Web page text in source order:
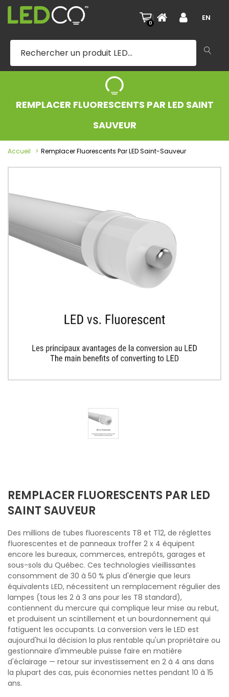
0
| EN
REMPLACER FLUORESCENTS PAR LED SAINT
SAUVEUR
Accueil Remplacer Fluorescents Par LED Saint-Sauveur
REMPLACER FLUORESCENTS PAR LED
SAINT SAUVEUR
Des millions de tubes fluorescents T8 et T12, de réglettes
fluorescentes et de panneaux troffer 2 x 4 équipent
encore les bureaux, commerces, entrepôts, garages et
sous-sols du Québec. Ces technologies vieillissantes
consomment de 30 à 50 % plus d'énergie que leurs
équivalents LED, nécessitent un remplacement régulier des
lampes (tous les 2 à 3 ans pour les T8 standard),
contiennent du mercure qui complique leur mise au rebut,
et produisent un scintillement et un bourdonnement qui
fatiguent les occupants. La conversion vers le LED est
aujourd'hui la décision la plus rentable qu'un propriétaire ou
gestionnaire d'immeuble puisse faire en matière
d'éclairage — retour sur investissement en 2 à 4 ans dans
la plupart des cas, puis économies nettes pendant 10 à 15
ans.